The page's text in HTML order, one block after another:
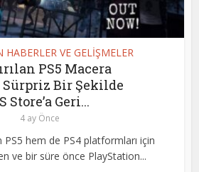
HABERLER VE GELİŞMELER
PS5 Macera
Sürpriz Bir Şekilde
Store’a Geri...
4 ay Önce
PS5 hem de PS4 platformları için
ve bir süre önce PlayStation...